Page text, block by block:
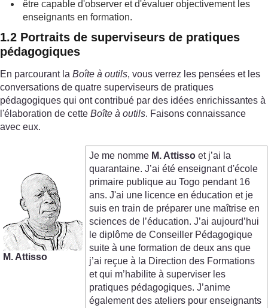
être capable d'observer et d'évaluer objectivement les
enseignants en formation.
1.2 Portraits de superviseurs de pratiques
pédagogiques
En parcourant la Boîte à outils, vous verrez les pensées et les
conversations de quatre superviseurs de pratiques
pédagogiques qui ont contribué par des idées enrichissantes à
l'élaboration de cette Boîte à outils. Faisons connaissance
avec eux.
M. Attisso
Je me nomme M. Attisso et j’ai la
quarantaine. J’ai été enseignant d'école
primaire publique au Togo pendant 16
ans. J'ai une licence en éducation et je
suis en train de préparer une maîtrise en
sciences de l’éducation. J’ai aujourd’hui
le diplôme de Conseiller Pédagogique
suite à une formation de deux ans que
j’ai reçue à la Direction des Formations
et qui m’habilite à superviser les
pratiques pédagogiques. J’anime
également des ateliers pour enseignants